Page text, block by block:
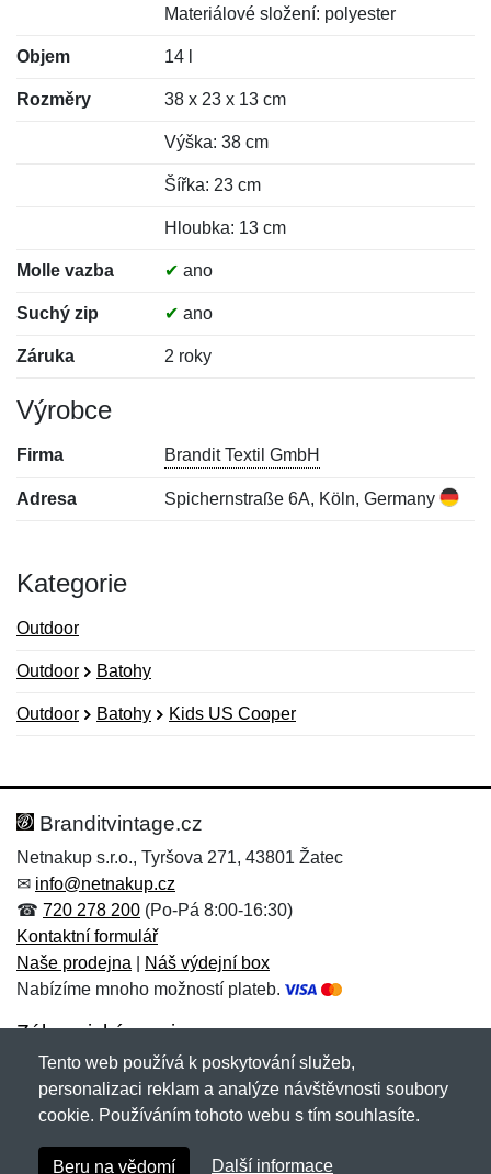
Materiálové složení: polyester
Objem 14 l
Rozměry 38 x 23 x 13 cm
Výška: 38 cm
Šířka: 23 cm
Hloubka: 13 cm
Molle vazba ✔ ano
Suchý zip ✔ ano
Záruka 2 roky
Výrobce
Firma Brandit Textil GmbH
Adresa Spichernstraße 6A, Köln, Germany
Kategorie
Outdoor
Outdoor Batohy
Outdoor Batohy Kids US Cooper
Hodnocení:
Jméno: *
Zpráva*
Jméno:
E-mail:*
Branditvintage.cz
Netnakup s.r.o., Tyršova 271, 43801 Žatec
✉ info@netnakup.cz
☎ 720 278 200 (Po-Pá 8:00-16:30)
Kontaktní formulář
Naše prodejna
Náš výdejní box
Nabízíme mnoho možností plateb.
Zákaznický servis
Novinky emailem
Copyright © 2007-2026 (19 let s vámi)Netnakup.cz
Tento web používá k poskytování služeb,
personalizaci reklam a analýze návštěvnosti soubory
cookie. Používáním tohoto webu s tím souhlasíte.
Beru na vědomí Další informace